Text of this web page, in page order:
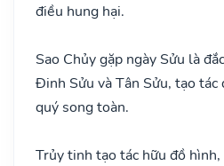
điều hung hại.
Sao Chủy gặp ngày Sửu là
Đinh Sửu và Tân Sửu, tạo tác
quý song toàn.
Trủy tinh tạo tác hữu đồ hình,